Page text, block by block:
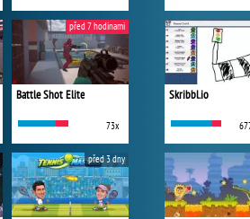
Battle Shot Elite
73x
před 7 hodinami
před 3 dny
Skribbl.io